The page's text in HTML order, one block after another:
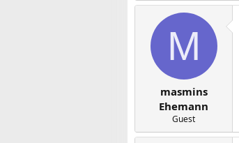
M
masmins
Ehemann
Guest